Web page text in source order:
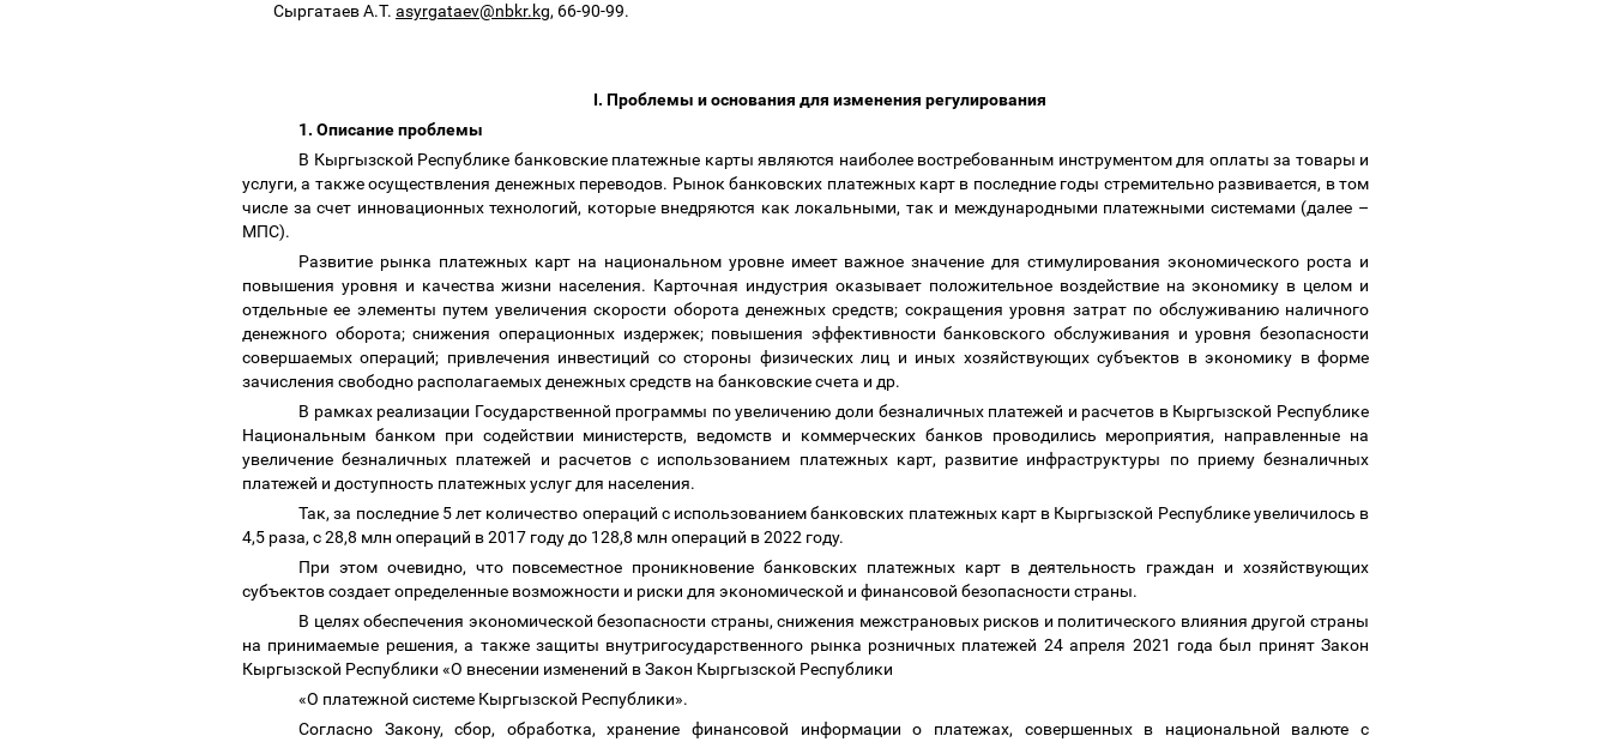
Сыргатаев А.Т. asyrgataev@nbkr.kg, 66-90-99.
I. Проблемы и основания для изменения регулирования
1. Описание проблемы
В Кыргызской Республике банковские платежные карты являются наиболее востребованным инструментом для оплаты за товары и
услуги, а также осуществления денежных переводов. Рынок банковских платежных карт в последние годы стремительно развивается, в том
числе за счет инновационных технологий, которые внедряются как локальными, так и международными платежными системами (далее –
МПС).
Развитие рынка платежных карт на национальном уровне имеет важное значение для стимулирования экономического роста и
повышения уровня и качества жизни населения. Карточная индустрия оказывает положительное воздействие на экономику в целом и
отдельные ее элементы путем увеличения скорости оборота денежных средств; сокращения уровня затрат по обслуживанию наличного
денежного оборота; снижения операционных издержек; повышения эффективности банковского обслуживания и уровня безопасности
совершаемых операций; привлечения инвестиций со стороны физических лиц и иных хозяйствующих субъектов в экономику в форме
зачисления свободно располагаемых денежных средств на банковские счета и др.
В рамках реализации Государственной программы по увеличению доли безналичных платежей и расчетов в Кыргызской Республике
Национальным банком при содействии министерств, ведомств и коммерческих банков проводились мероприятия, направленные на
увеличение безналичных платежей и расчетов с использованием платежных карт, развитие инфраструктуры по приему безналичных
платежей и доступность платежных услуг для населения.
Так, за последние 5 лет количество операций с использованием банковских платежных карт в Кыргызской Республике увеличилось в
4,5 раза, с 28,8 млн операций в 2017 году до 128,8 млн операций в 2022 году.
При этом очевидно, что повсеместное проникновение банковских платежных карт в деятельность граждан и хозяйствующих
субъектов создает определенные возможности и риски для экономической и финансовой безопасности страны.
В целях обеспечения экономической безопасности страны, снижения межстрановых рисков и политического влияния другой страны
на принимаемые решения, а также защиты внутригосударственного рынка розничных платежей 24 апреля 2021 года был принят Закон
Кыргызской Республики «О внесении изменений в Закон Кыргызской Республики
«О платежной системе Кыргызской Республики».
Согласно Закону, сбор, обработка, хранение финансовой информации о платежах, совершенных в национальной валюте с